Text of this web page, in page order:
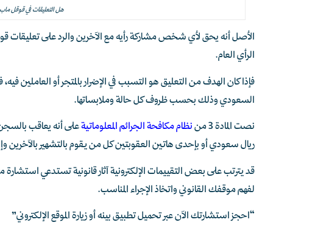
هل التعليقات في قوقل ماب
الأصل أنه يحق لأي شخص مشاركة رأيه مع الآخرين والرد على
الرأي العام.
فإذا كان الهدف من التعليق هو التسبب في الإضرار بالمتجر أو العاملين
السعودي وذلك بحسب ظروف كل حالة وملابساتها.
نصت المادة 3 من
نظام مكافحة الجرائم المعلوماتية
ريال سعودي أو بإحدى هاتين العقوبتين كل من يقوم بالتشهير بالآخرين
قد يترتب على بعض التقييمات الإلكترونية آثار قانونية تستدعي
لفهم موقفك القانوني واتخاذ الإجراء المناسب.
“احجز استشارتك الآن عبر تحميل تطبيق بينه أو زيارة الموقع الإلكتروني”